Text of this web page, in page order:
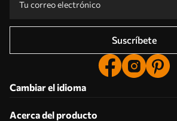
Suscríbete
Cambiar el idioma
Acerca del producto